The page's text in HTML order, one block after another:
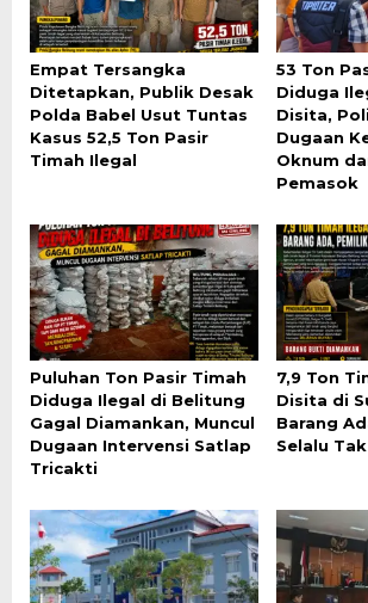
Empat Tersangka
Ditetapkan, Publik Desak
Polda Babel Usut Tuntas
Kasus 52,5 Ton Pasir
Timah Ilegal
53 Ton
Diduga
Disita,
Dugaan
Oknum
Pemasok
Puluhan Ton Pasir Timah
Diduga Ilegal di Belitung
Gagal Diamankan, Muncul
Dugaan Intervensi Satlap
Tricakti
7,9 Ton
Disita di
Barang
Selalu